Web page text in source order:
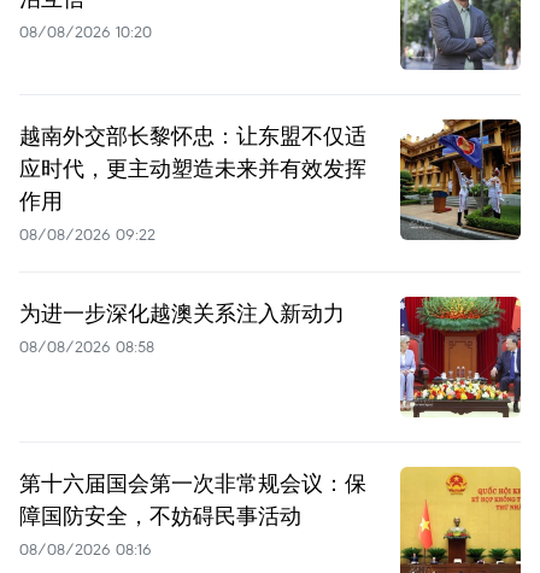
08/08/2026 10:20
越南外交部长黎怀忠：让东盟不仅适
应时代，更主动塑造未来并有效发挥
作用
08/08/2026 09:22
为进一步深化越澳关系注入新动力
08/08/2026 08:58
第十六届国会第一次非常规会议：保
障国防安全，不妨碍民事活动
08/08/2026 08:16